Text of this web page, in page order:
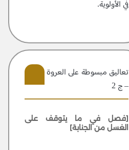
في الأولوية.
تعاليق مبسوطة علی العروة الوثقی
– ج 2
[فصل في ما يتوقف على
الغسل من الجنابة]